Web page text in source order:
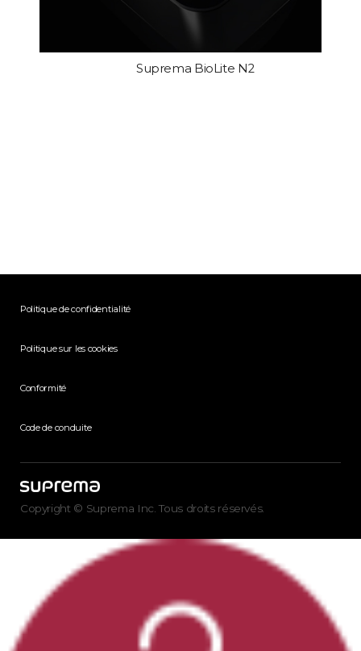
Suprema BioLite N2
Politique de confidentialité
Politique sur les cookies
Conformité
Code de conduite
Copyright © Suprema Inc. Tous droits réservés.